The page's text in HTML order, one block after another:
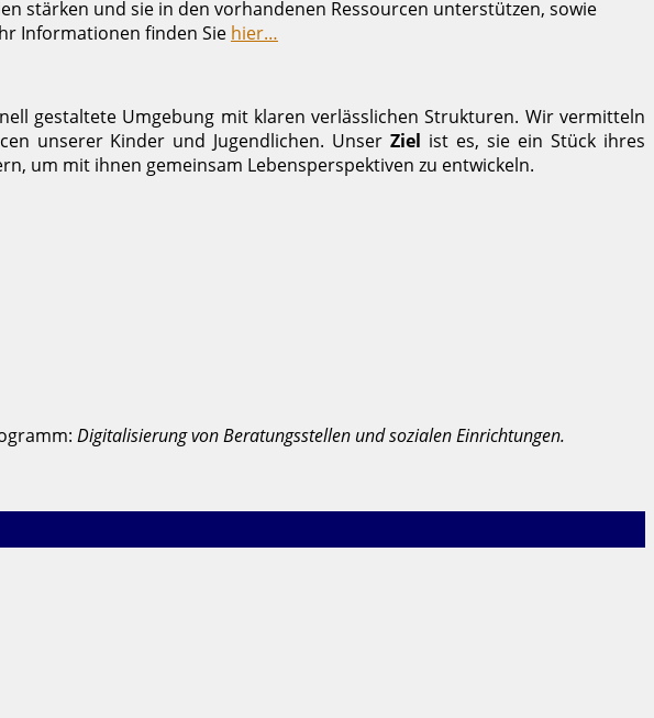
stärken und sie in den vorhandenen Ressourcen unterstützen, sowie
Informationen finden Sie hier…
gestaltete Umgebung mit klaren verlässlichen Strukturen. Wir vermitteln
unserer Kinder und Jugendlichen. UnserZiel ist es, sie ein Stück ihres
um mit ihnen gemeinsam Lebensperspektiven zu entwickeln.
Digitalisierung von Beratungsstellen und sozialen Einrichtungen.